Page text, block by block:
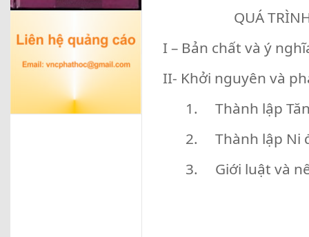
QUÁ
I – Bản chất và ý
II- Khởi nguyên và
1. Thành lập
2. Thành lập Ni
3. Giới luật và